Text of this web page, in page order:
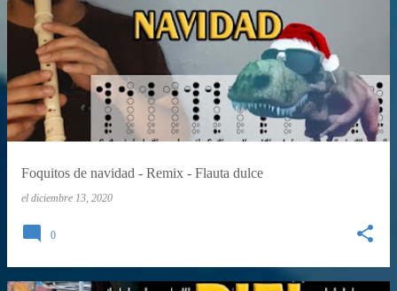
Foquitos de navidad - Remix - Flauta dulce
el diciembre 13, 2020
0